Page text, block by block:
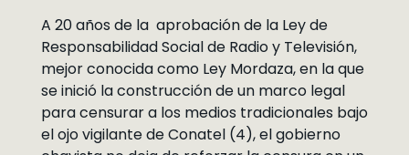
A 20 años de la aprobación de la Ley de
Responsabilidad Social de Radio y Televisión,
mejor conocida como Ley Mordaza, en la que
se inició la construcción de un marco legal
para censurar a los medios tradicionales bajo
el ojo vigilante de Conatel (4), el gobierno